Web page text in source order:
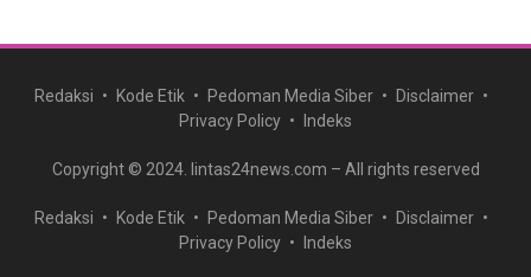
Redaksi Kode Etik Pedoman Media Siber
Disclaimer
Privacy Policy
Indeks
Copyright © 2024. lintas24news.com – All rights reserved
Redaksi Kode Etik Pedoman Media Siber
Disclaimer
Privacy Policy
Indeks